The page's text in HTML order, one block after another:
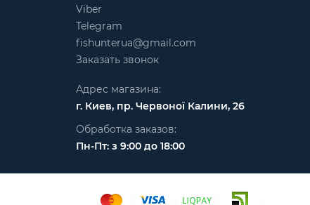
Viber
Telegram
fishunterua@gmail.com
Заказать звонок
Адрес магазина:
г. Киев, пр. Червоної Калини, 26
Обработка заказов:
Пн-Пт: з 9:00 до 18:00